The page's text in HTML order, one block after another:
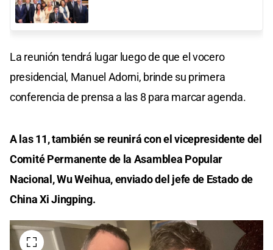
La reunión tendrá lugar luego de que el vocero
presidencial, Manuel Adorni, brinde su primera
conferencia de prensa a las 8 para marcar agenda.
A las 11, también se reunirá con el vicepresidente del
Comité Permanente de la Asamblea Popular
Nacional, Wu Weihua, enviado del jefe de Estado de
China Xi Jingping.